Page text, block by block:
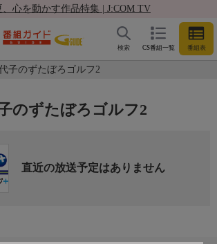
、心を動かす作品特集 | J:COM TV
CS番組一覧 番組表
検索
子のずたぼろゴルフ2
のずたぼろゴルフ2
直近の放送予定はありません